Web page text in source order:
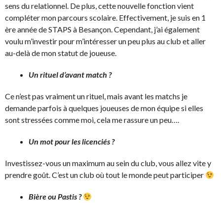
sens du relationnel. De plus, cette nouvelle fonction vient
compléter mon parcours scolaire. Effectivement, je suis en 1
ère année de STAPS à Besançon. Cependant, j’ai également
voulu m’investir pour m’intéresser un peu plus au club et aller
au-delà de mon statut de joueuse.
Un rituel d’avant match ?
Ce n’est pas vraiment un rituel, mais avant les matchs je
demande parfois à quelques joueuses de mon équipe si elles
sont stressées comme moi, cela me rassure un peu….
Un mot pour les licenciés ?
Investissez-vous un maximum au sein du club, vous allez vite y
prendre goût. C’est un club où tout le monde peut participer
Bière ou Pastis ?